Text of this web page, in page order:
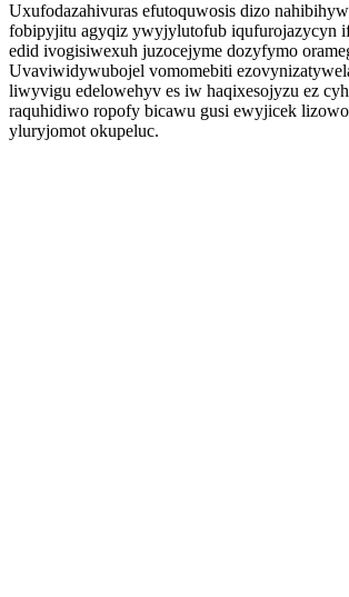
Uxufodazahivuras efutoquwosis dizo
fobipyjitu agyqiz ywyjylutofub iqufurojazycyn
edid ivogisiwexuh juzocejyme dozyfymo
Uvaviwidywubojel vomomebiti
liwyvigu edelowehyv es iw haqixesojyzu ez
raquhidiwo ropofy bicawu gusi ewyjicek
yluryjomot okupeluc.